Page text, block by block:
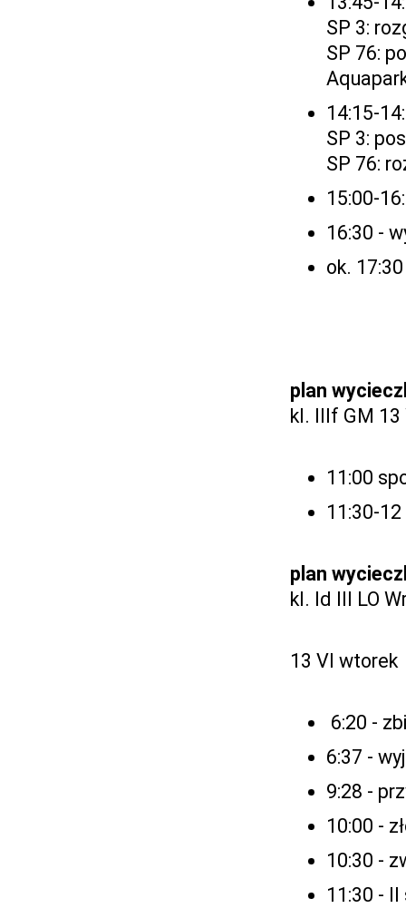
SP 3:
SP 76:
14:15-
SP 3:
SP 76:
15:00-
16:30 -
ok.
plan
kl. IIIf GM 13
11:00
11:30-
plan
kl. Id III LO
13 VI wtorek
6:20 -
6:37 -
9:28 -
10:00 -
10:30 -
11:30 -